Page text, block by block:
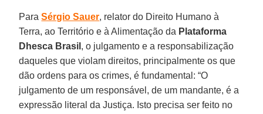
ParaSérgio Sauer, relator do Direito Humano à
Terra, ao Território e à Alimentação da Plataforma
Dhesca Brasil , o julgamento e a responsabilização
daqueles que violam direitos, principalmente os que
dão ordens para os crimes, é fundamental: “O
julgamento de um responsável, de um mandante, é a
expressão literal da Justiça. Isto precisa ser feito no